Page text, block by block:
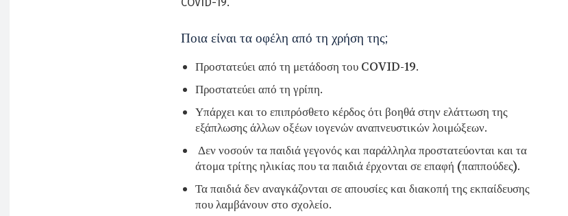
Ποια είναι τα οφέλη από τη χρήση της;
Προστατεύει από τη μετάδοση του COVID-19.
Προστατεύει από τη γρίπη.
Υπάρχει και το επιπρόσθετο κέρδος ότι βοηθά στην ελάττωση της
εξάπλωσης άλλων οξέων ιογενών αναπνευστικών λοιμώξεων.
Δεν νοσούν τα παιδιά γεγονός και παράλληλα προστατεύονται και τα
άτομα τρίτης ηλικίας που τα παιδιά έρχονται σε επαφή (παππούδες).
Τα παιδιά δεν αναγκάζονται σε απουσίες και διακοπή της εκπαίδευσης
που λαμβάνουν στο σχολείο.